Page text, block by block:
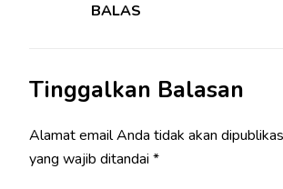
BALAS
Tinggalkan Balasan
Alamat email Anda tidak akan
yang wajib ditandai *